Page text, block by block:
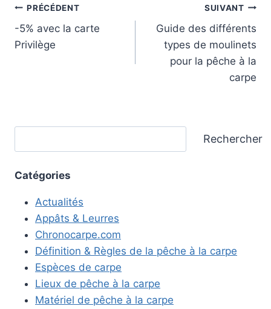
Navigation
de
PRÉCÉDENT
-5% avec la carte
Privilège
SUIVANT
Guide des différents
types de moulinets
pour la pêche à la
carpe
Rechercher
Catégories
Actualités
Appâts & Leurres
Chronocarpe.com
Définition & Règles de la pêche à la carpe
Espèces de carpe
Lieux de pêche à la carpe
Matériel de pêche à la carpe